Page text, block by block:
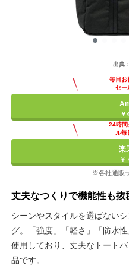
出典：
毎日お
セー
￥
24時間
ル毎
楽
￥
※各社通販
丈夫なつくりで機能性も抜
シーンやスタイルを選ばない
グ。「強度」「軽さ」「防水
使用しており、丈夫なトート
品です。